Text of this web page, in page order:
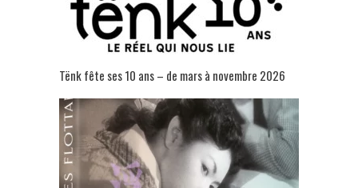
Tënk fête ses 10 ans – de mars à novembre 2026